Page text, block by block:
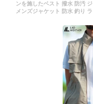
ンを施したベスト 撥水 防汚
メンズジャケット 防水 釣り